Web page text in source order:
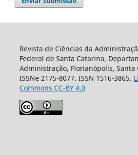
Revista de Ciências da
Federal de Santa Catarina,
Administração, Florianópolis, Santa
ISSNe 2175-8077. ISSN 1516-3865.
Commons CC-BY 4.0